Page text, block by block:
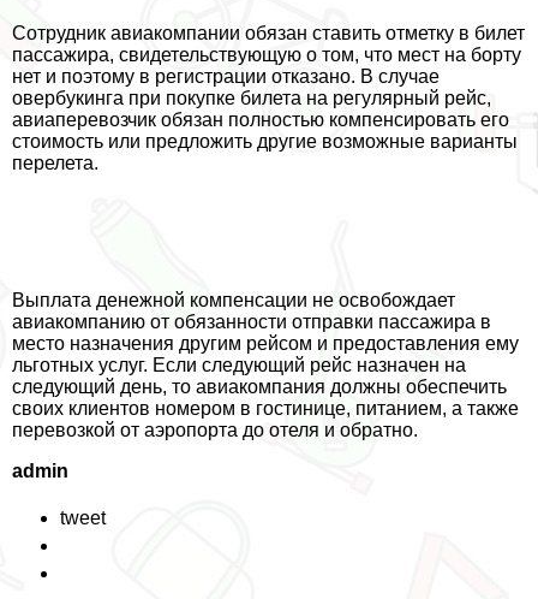
Сотрудник авиакомпании обязан ставить отметку в билет
пассажира, свидетельствующую о том, что мест на борту
нет и поэтому в регистрации отказано. В случае
овербукинга при покупке билета на регулярный рейс,
авиаперевозчик обязан полностью компенсировать его
стоимость или предложить другие возможные варианты
перелета.
Выплата денежной компенсации не освобождает
авиакомпанию от обязанности отправки пассажира в
место назначения другим рейсом и предоставления ему
льготных услуг. Если следующий рейс назначен на
следующий день, то авиакомпания должны обеспечить
своих клиентов номером в гостинице, питанием, а также
перевозкой от аэропорта до отеля и обратно.
admin
tweet